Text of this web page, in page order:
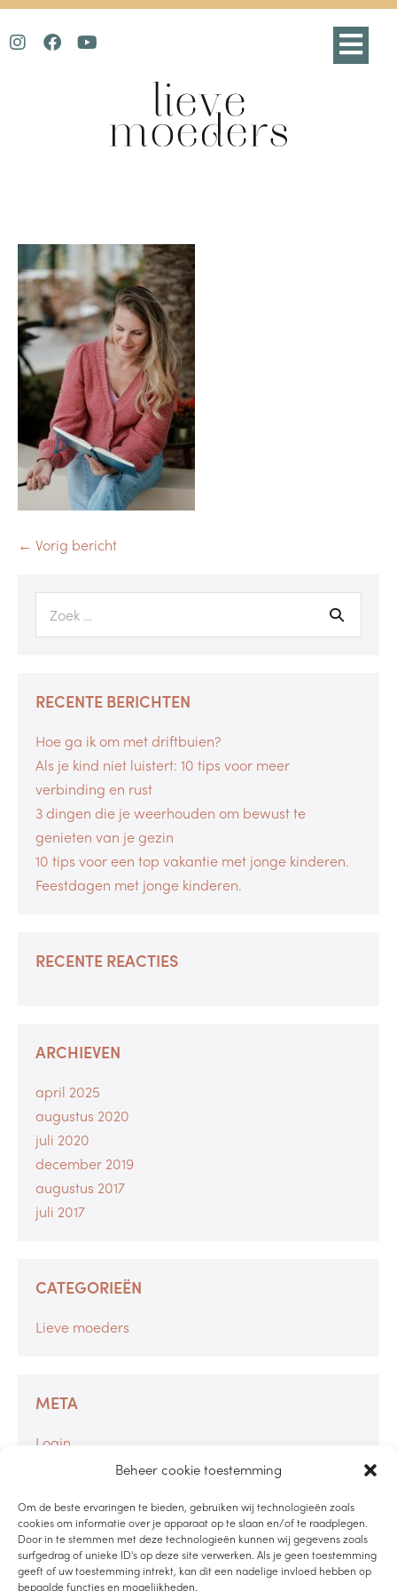
Beheer cookie toestemming
Om de beste ervaringen te bieden, gebruiken wij technologieën zoals
cookies om informatie over je apparaat op te slaan en/of te raadplegen.
Door in te stemmen met deze technologieën kunnen wij gegevens zoals
surfgedrag of unieke ID's op deze site verwerken. Als je geen toestemming
geeft of uw toestemming intrekt, kan dit een nadelige invloed hebben op
bepaalde functies en mogelijkheden.
← Vorig bericht
RECENTE BERICHTEN
Hoe ga ik om met driftbuien?
Als je kind niet luistert: 10 tips voor meer
verbinding en rust
3 dingen die je weerhouden om bewust te
genieten van je gezin
10 tips voor een top vakantie met jonge kinderen.
Feestdagen met jonge kinderen.
RECENTE REACTIES
ARCHIEVEN
april 2025
augustus 2020
juli 2020
december 2019
augustus 2017
juli 2017
CATEGORIEËN
Lieve moeders
META
Login
Berichten feed
WordPress.org